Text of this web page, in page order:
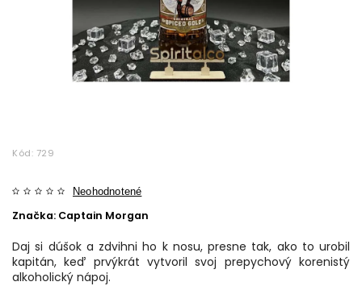
Kód: 729
Neohodnotené
Značka: Captain Morgan
Daj si dúšok a zdvihni ho k nosu, presne tak, ako to urobil
kapitán, keď prvýkrát vytvoril svoj prepychový korenistý
alkoholický nápoj.